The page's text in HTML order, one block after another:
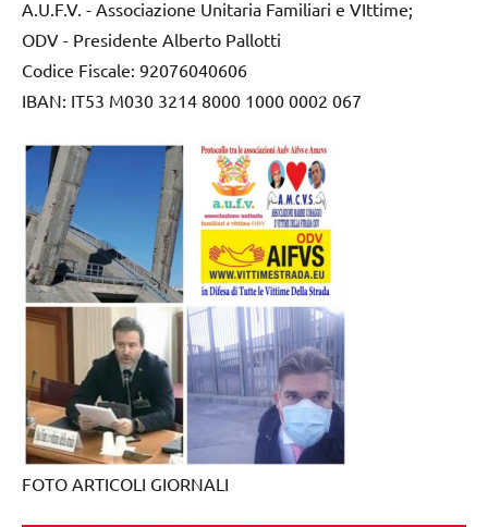
A.U.F.V. - Associazione Unitaria Familiari e VIttime;
ODV - Presidente Alberto Pallotti
Codice Fiscale: 92076040606
IBAN: IT53 M030 3214 8000 1000 0002 067
FOTO ARTICOLI GIORNALI